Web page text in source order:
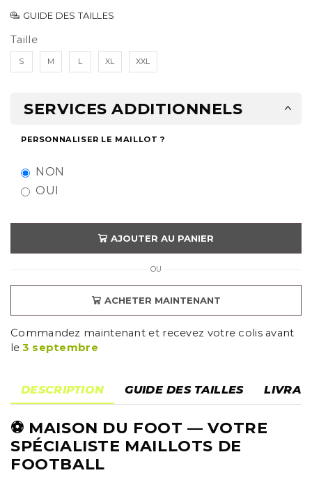
GUIDE DES TAILLES
Taille
S M L XL XXL
SERVICES ADDITIONNELS
PERSONNALISER LE MAILLOT ?
NON
OUI
AJOUTER AU PANIER
OU
ACHETER MAINTENANT
Commandez maintenant et recevez votre colis avant
le 3 septembre
DESCRIPTION GUIDE DES TAILLES
⚽ MAISON DU FOOT — VOTRE
SPÉCIALISTE MAILLOTS DE
FOOTBALL